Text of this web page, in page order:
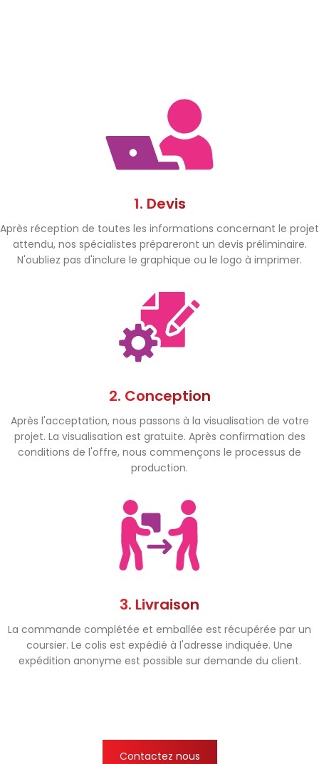
1. Devis
Après réception de toutes les informations concernant le projet
attendu, nos spécialistes prépareront un devis préliminaire.
N'oubliez pas d'inclure le graphique ou le logo à imprimer.
2. Conception
Après l'acceptation, nous passons à la visualisation de votre
projet. La visualisation est gratuite. Après confirmation des
conditions de l'offre, nous commençons le processus de
production.
3. Livraison
La commande complétée et emballée est récupérée par un
coursier. Le colis est expédié à l'adresse indiquée. Une
expédition anonyme est possible sur demande du client.
Contactez nous